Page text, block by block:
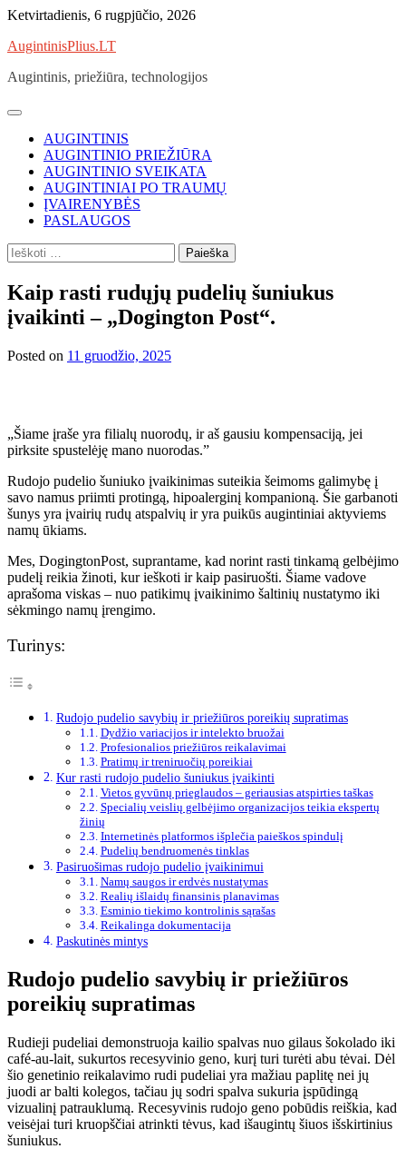
Skip
content
Ketvirtadienis, 6 rugpjūčio, 2026
AugintinisPlius.LT
Augintinis, priežiūra, technologijos
AUGINTINIS
AUGINTINIO PRIEŽIŪRA
AUGINTINIO SVEIKATA
AUGINTINIAI PO TRAUMŲ
ĮVAIRENYBĖS
PASLAUGOS
Ieškoti:
Kaip rasti rudųjų pudelių šuniukus
įvaikinti – „Dogington Post“.
Posted on 11 gruodžio, 2025
„Šiame įraše yra filialų nuorodų, ir aš gausiu kompensaciją, jei
pirksite spustelėję mano nuorodas.”
Rudojo pudelio šuniuko įvaikinimas suteikia šeimoms galimybę į
savo namus priimti protingą, hipoalerginį kompanioną. Šie garbanoti
šunys yra įvairių rudų atspalvių ir yra puikūs augintiniai aktyviems
namų ūkiams.
Mes, DogingtonPost, suprantame, kad norint rasti tinkamą gelbėjimo
pudelį reikia žinoti, kur ieškoti ir kaip pasiruošti. Šiame vadove
aprašoma viskas – nuo ​​patikimų įvaikinimo šaltinių nustatymo iki
sėkmingo namų įrengimo.
Turinys:
Rudojo pudelio savybių ir priežiūros poreikių supratimas
Dydžio variacijos ir intelekto bruožai
Profesionalios priežiūros reikalavimai
Pratimų ir treniruočių poreikiai
Kur rasti rudojo pudelio šuniukus įvaikinti
Vietos gyvūnų prieglaudos – geriausias atspirties taškas
Specialių veislių gelbėjimo organizacijos teikia ekspertų
žinių
Internetinės platformos išplečia paieškos spindulį
Pudelių bendruomenės tinklas
Pasiruošimas rudojo pudelio įvaikinimui
Namų saugos ir erdvės nustatymas
Realių išlaidų finansinis planavimas
Esminio tiekimo kontrolinis sąrašas
Reikalinga dokumentacija
Paskutinės mintys
Rudojo pudelio savybių ir priežiūros
poreikių supratimas
Rudieji pudeliai demonstruoja kailio spalvas nuo gilaus šokolado iki
café-au-lait, sukurtos recesyvinio geno, kurį turi turėti abu tėvai. Dėl
šio genetinio reikalavimo rudi pudeliai yra mažiau paplitę nei jų
juodi ar balti kolegos, tačiau jų sodri spalva sukuria įspūdingą
vizualinį patrauklumą. Recesyvinis rudojo geno pobūdis reiškia, kad
veisėjai turi kruopščiai atrinkti tėvus, kad išaugintų šiuos išskirtinius
šuniukus.